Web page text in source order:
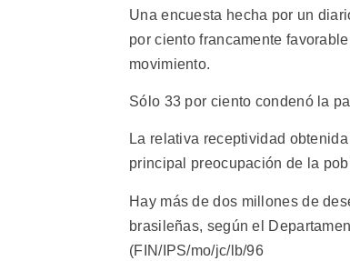
Una encuesta hecha por un
por ciento francamente
movimiento.
Sólo 33 por ciento condenó la
La relativa receptividad
principal preocupación de la
Hay más de dos millones de
brasileñas, según el
(FIN/IPS/mo/jc/lb/96